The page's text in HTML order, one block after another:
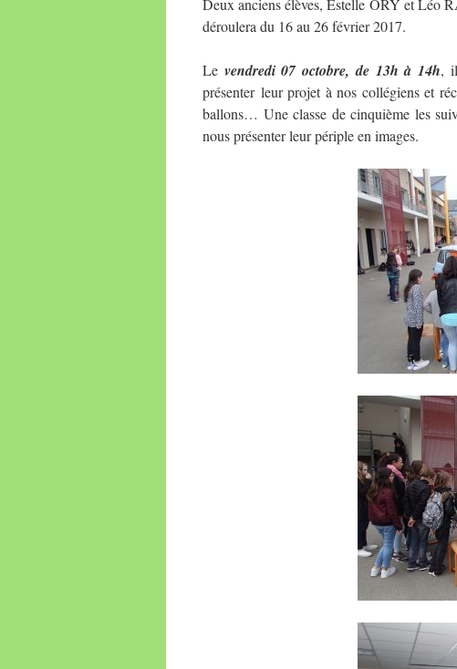
Deux anciens élèves, Estelle ORY et Léo
déroulera du 16 au 26 février 2017.
Le vendredi 07 octobre, de 13h à 14h,
présenter leur projet à nos collégiens et
ballons… Une classe de cinquième les
nous présenter leur périple en images.